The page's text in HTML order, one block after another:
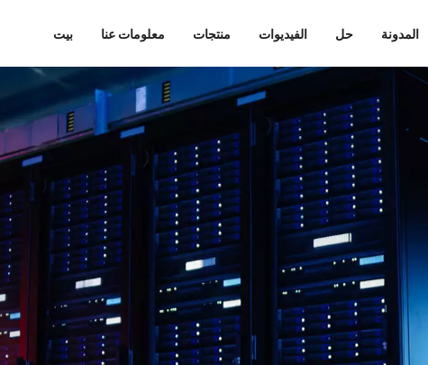
بيت معلومات عنا منتجات الفيديوات حل المدونة